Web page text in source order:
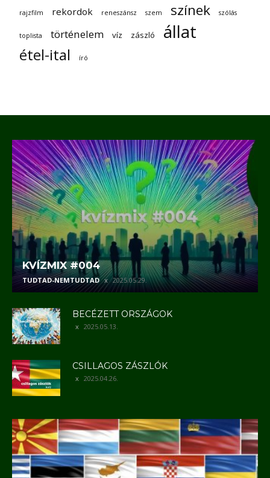
rajzfilm rekordok reneszánsz szem színek szólás
toplista történelem víz zászló állat
étel-ital író
KVÍZMIX #004
TUDTAD-NEMTUDTAD 2025.05.29.
BECÉZETT ORSZÁGOK
2025.05.13.
CSILLAGOS ZÁSZLÓK
2025.04.26.